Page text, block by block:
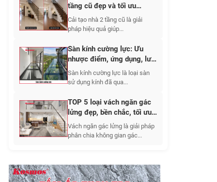
tầng cũ đẹp và tối ưu
không gian sống 2026
Cải tạo nhà 2 tầng cũ là giải
pháp hiệu quả giúp...
Sàn kính cường lực: Ưu
nhược điểm, ứng dụng, lưu
ý khi thi công 2026
Sàn kính cường lực là loại sàn
sử dụng kính đã qua...
TOP 5 loại vách ngăn gác
lửng đẹp, bền chắc, tối ưu
không gian sống
Vách ngăn gác lửng là giải pháp
phân chia không gian gác...